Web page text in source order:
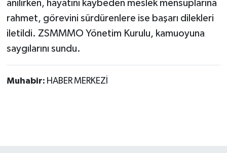
anılırken, hayatını kaybeden meslek mensuplarına
rahmet, görevini sürdürenlere ise başarı dilekleri
iletildi. ZSMMMO Yönetim Kurulu, kamuoyuna
saygılarını sundu.
Muhabir: HABER MERKEZİ